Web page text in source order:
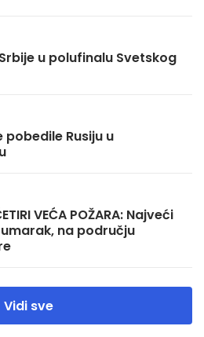
u polufinalu Svetskog
Rusiju u
VEĆA POŽARA: Najveći
na području
Vidi sve